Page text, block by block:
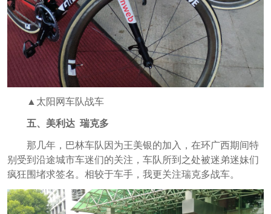
▲太阳网车队战车
五、美利达 瑞克多
那几年，巴林车队因为王美银的加入，在环广西期间特
别受到沿途城市车迷们的关注，车队所到之处被迷弟迷妹们
疯狂围堵求签名。相较于车手，我更关注瑞克多战车。